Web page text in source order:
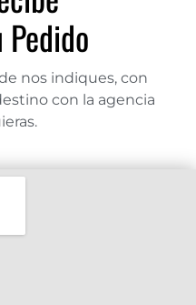
nos indiques, con
con la agencia